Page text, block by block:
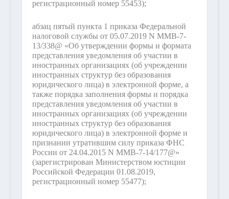
регистрационный номер 55453);
абзац пятый пункта 1 приказа Федеральной
налоговой службы от 05.07.2019 N ММВ-7-
13/338@ «Об утверждении формы и формата
представления уведомления об участии в
иностранных организациях (об учреждении
иностранных структур без образования
юридического лица) в электронной форме, а
также порядка заполнения формы и порядка
представления уведомления об участии в
иностранных организациях (об учреждении
иностранных структур без образования
юридического лица) в электронной форме и
признании утратившим силу приказа ФНС
России от 24.04.2015 N ММВ-7-14/177@»
(зарегистрирован Министерством юстиции
Российской Федерации 01.08.2019,
регистрационный номер 55477);